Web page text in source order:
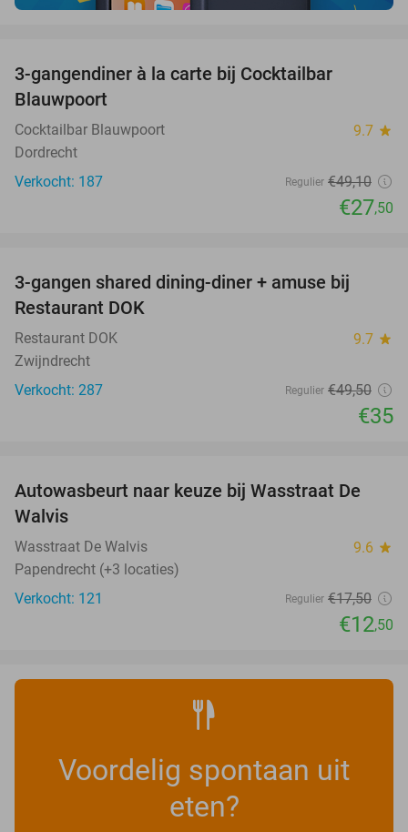
3-gangendiner à la carte bij Cocktailbar
Blauwpoort
Cocktailbar Blauwpoort 9.7 star
Dordrecht
Verkocht: 187
Regulier €49,10
€27,50
3-gangen shared dining-diner + amuse bij
Restaurant DOK
Restaurant DOK 9.7 star
Zwijndrecht
Verkocht: 287
Regulier €49,50
€35
29%
Autowasbeurt naar keuze bij Wasstraat De
Walvis
Wasstraat De Walvis 9.6 star
Papendrecht (+3 locaties)
Verkocht: 121
Regulier €17,50
€12,50
Voordelig spontaan uit
eten?